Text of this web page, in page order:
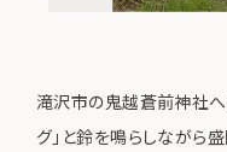
滝沢市の鬼越蒼前神社へ
グ」と鈴を鳴らしながら